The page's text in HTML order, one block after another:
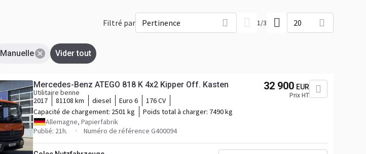
Filtré par Pertinence 1/3 20
Manuelle Vider tout
Mercedes-Benz ATEGO 818 K 4x2 Kipper Off. Kasten
Utilitaire benne
2017
81108 km diesel Euro 6
176 CV
Capacité de chargement: 2501 kg Poids total à charger: 7490 kg
Allemagne, Papierfabrik
Publié: 21h.
Numéro de référence G400094
32 900 EUR
Prix HT